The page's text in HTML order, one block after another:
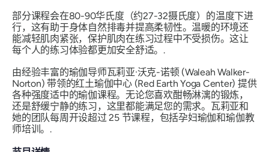
部分课程会在80-90华氏度（约27-32摄​​氏度）的温度下进
行，这有助于身体自然排毒并提高柔韧性。温暖的环境还
能减轻肌肉紧张，保护肌肉在练习过程中不受损伤。这让
每个人的练习体验都更加安全舒适。.
由经验丰富的瑜伽导师瓦莉亚·沃克-诺顿 (Waleah Walker-
Norton) 带领的红土瑜伽中心 (Red Earth Yoga Center) 提供
各种强度适中的瑜伽课程。无论您喜欢酣畅淋漓的锻炼，
还是舒缓宁静的练习，这里都能满足您的需求。瓦莉亚和
她的团队每周开设超过 25 节课程，包括孕妇瑜伽和瑜伽教
师培训。.